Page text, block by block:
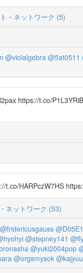
・ネットワーク (5)
@violalgebra @5at0511
https://t.co/
t.co/HARPczW7HS
ネットワーク (53)
@fridericusgauss @D05E1
@stepney141
@yuki2004pop
@orgsmysok